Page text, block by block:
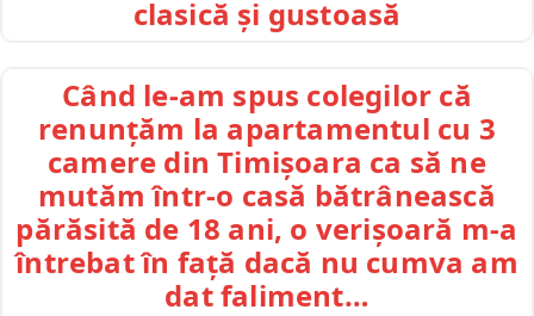
clasică și gustoasă
Când le-am spus colegilor că
renunțăm la apartamentul cu 3
camere din Timișoara ca să ne
mutăm într-o casă bătrânească
părăsită de 18 ani, o verișoară m-a
întrebat în față dacă nu cumva am
dat faliment…